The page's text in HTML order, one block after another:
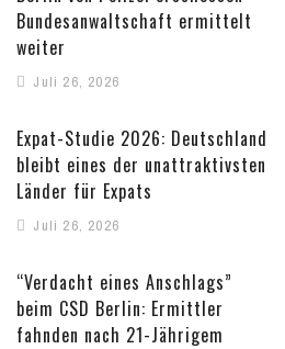
Bundesanwaltschaft ermittelt
weiter
Juli 26, 2026
Expat-Studie 2026: Deutschland
bleibt eines der unattraktivsten
Länder für Expats
Juli 26, 2026
“Verdacht eines Anschlags”
beim CSD Berlin: Ermittler
fahnden nach 21-Jährigem